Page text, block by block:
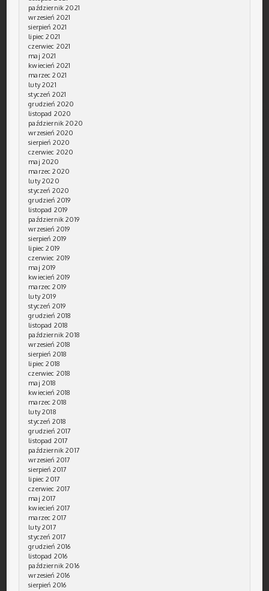
październik 2021
wrzesień 2021
sierpień 2021
lipiec 2021
czerwiec 2021
maj 2021
kwiecień 2021
marzec 2021
luty 2021
styczeń 2021
grudzień 2020
listopad 2020
październik 2020
wrzesień 2020
sierpień 2020
czerwiec 2020
maj 2020
marzec 2020
luty 2020
styczeń 2020
grudzień 2019
listopad 2019
październik 2019
wrzesień 2019
sierpień 2019
lipiec 2019
czerwiec 2019
maj 2019
kwiecień 2019
marzec 2019
luty 2019
styczeń 2019
grudzień 2018
listopad 2018
październik 2018
wrzesień 2018
sierpień 2018
lipiec 2018
czerwiec 2018
maj 2018
kwiecień 2018
marzec 2018
luty 2018
styczeń 2018
grudzień 2017
listopad 2017
październik 2017
wrzesień 2017
sierpień 2017
lipiec 2017
czerwiec 2017
maj 2017
kwiecień 2017
marzec 2017
luty 2017
styczeń 2017
grudzień 2016
listopad 2016
październik 2016
wrzesień 2016
sierpień 2016